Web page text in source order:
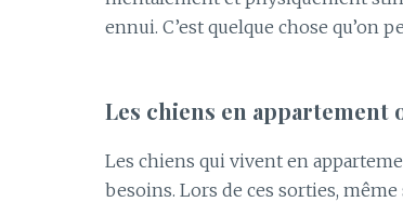
ennui. C’est quelque chose qu’on
Les chiens en appartement
Les chiens qui vivent en
besoins. Lors de ces sorties,